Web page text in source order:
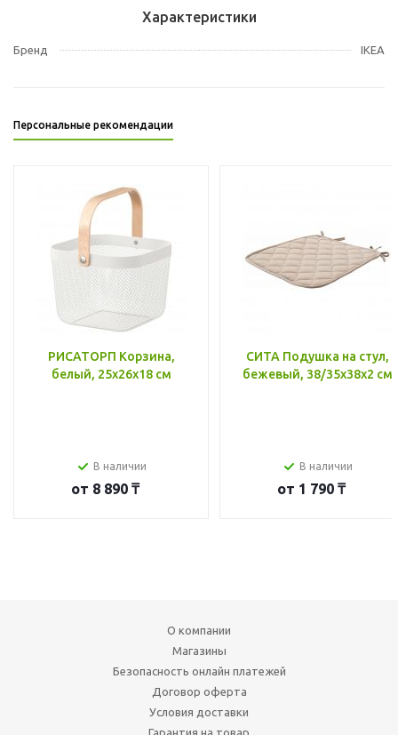
Характеристики
Бренд IKEA
Персональные рекомендации
РИСАТОРП Корзина,
белый, 25x26x18 см
В наличии
от 8 890 ₸
СИТА Подушка на стул,
бежевый, 38/35x38x2 см
В наличии
от 1 790 ₸
О компании
Магазины
Безопасность онлайн платежей
Договор оферта
Условия доставки
Гарантия на товар